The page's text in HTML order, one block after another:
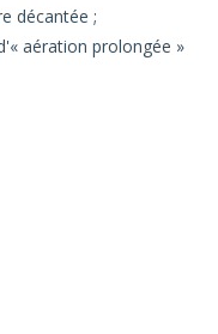
décantée ;
aération prolongée »